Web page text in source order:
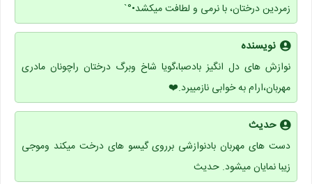
زمردین درختان، با نرمی و لطافت میکشد•°`
نویسنده
نوازش های دل انگیز بادصبا،گویا شاخ وبرگ درختان راچونان مادری
مهربان،ارام به خوابی نازمیبرد.⁦❤️⁩
حدیث
دست های مهربان بادنوازشی برروی گیسو های درخت میکند وموجی
زیبا نمایان میشود. حدیث